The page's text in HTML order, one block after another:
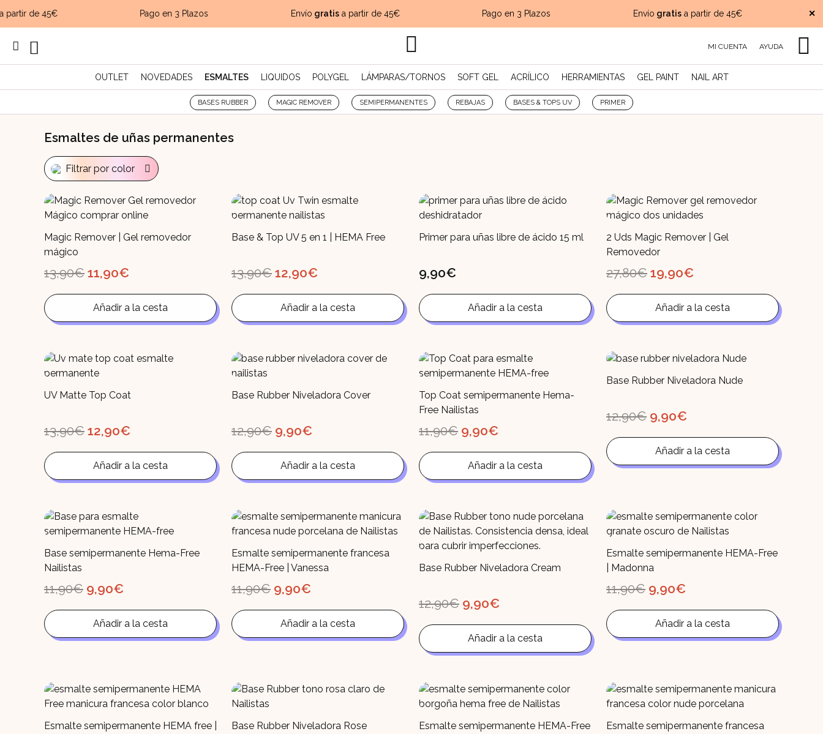
de 45€ Pago en 3 Plazos Envíogratisa partir de 45€ Pago en 3 Plazos Envíogratisa partir de 45€ ✕
MI CUENTA AYUDA
OUTLET NOVEDADES ESMALTES LIQUIDOS POLYGEL LÁMPARAS/TORNOS SOFT GEL ACRÍLICO HERRAMIENTAS GEL PAINT NAIL ART
BASES RUBBER MAGIC REMOVER SEMIPERMANENTES REBAJAS BASES & TOPS UV PRIMER
Esmaltes de uñas permanentes
Magic Remover | Gel removedor
mágico
13,90€ El
precio
original
era:
13,90€.
11,90€
actual
es:
11,90€.
Añadir a la cesta
Base & Top UV 5 en 1 | HEMA Free
13,90€ El
precio
original
era:
13,90€.
12,90€
actual
es:
12,90€.
Añadir a la cesta
Primer para uñas libre de ácido 15 ml
9,90€
Añadir a la cesta
2 Uds Magic Remover | Gel
Removedor
27,80€ El
precio
original
era:
27,80€.
19,90€
actual
es:
19,90€.
Añadir a la cesta
UV Matte Top Coat
13,90€ El
precio
original
era:
13,90€.
12,90€
actual
es:
12,90€.
Añadir a la cesta
Base Rubber Niveladora Cover
12,90€ El
precio
original
era:
12,90€.
9,90€
actual
es:
9,90€.
Añadir a la cesta
Top Coat semipermanente Hema-
Free Nailistas
11,90€ El
precio
original
era:
11,90€.
9,90€
actual
es:
9,90€.
Añadir a la cesta
Base Rubber Niveladora Nude
12,90€ El
precio
original
era:
12,90€.
9,90€
actual
es:
9,90€.
Añadir a la cesta
Base semipermanente Hema-Free
Nailistas
11,90€ El
precio
original
era:
11,90€.
9,90€
actual
es:
9,90€.
Añadir a la cesta
Esmalte semipermanente francesa
HEMA-Free | Vanessa
11,90€ El
precio
original
era:
11,90€.
9,90€
actual
es:
9,90€.
Añadir a la cesta
Base Rubber Niveladora Cream
12,90€ El
precio
original
era:
12,90€.
9,90€
actual
es:
9,90€.
Añadir a la cesta
Esmalte semipermanente HEMA-Free
| Madonna
11,90€ El
precio
original
era:
11,90€.
9,90€
actual
es:
9,90€.
Añadir a la cesta
Esmalte semipermanente HEMA free |
Base Rubber Niveladora Rose
Esmalte semipermanente HEMA-Free
Esmalte semipermanente francesa